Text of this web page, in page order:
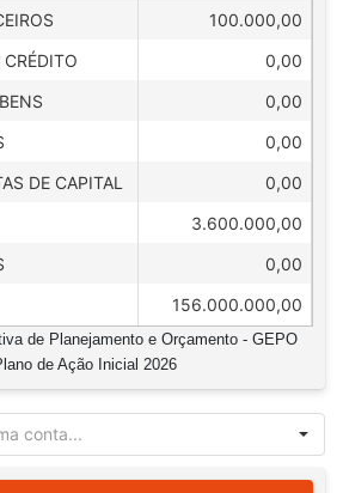
100.000,00
CRÉDITO
0,00
0,00
0,00
DE CAPITAL
0,00
3.600.000,00
0,00
156.000.000,00
de Planejamento e Orçamento - GEPO
de Ação Inicial 2026